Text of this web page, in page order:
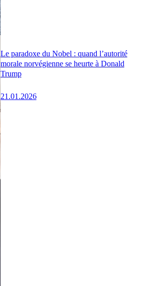
Le paradoxe du Nobel : quand l’autorité
morale norvégienne se heurte à Donald
Trump
21.01.2026